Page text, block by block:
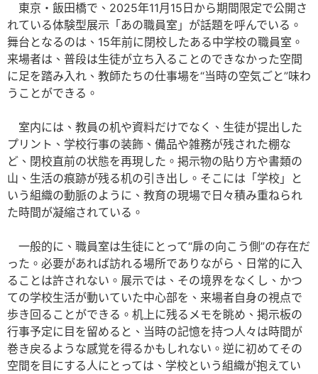
東京・飯田橋で、2025年11月15日から期間限定で公開さ
れている体験型展示「あの職員室」が話題を呼んでいる。
舞台となるのは、15年前に閉校したある中学校の職員室。
来場者は、普段は生徒が立ち入ることのできなかった空間
に足を踏み入れ、教師たちの仕事場を“当時の空気ごと”味わ
うことができる。
室内には、教員の机や資料だけでなく、生徒が提出した
プリント、学校行事の装飾、備品や雑務が残された棚な
ど、閉校直前の状態を再現した。掲示物の貼り方や書類の
山、生活の痕跡が残る机の引き出し。そこには「学校」と
いう組織の動脈のように、教育の現場で日々積み重ねられ
た時間が凝縮されている。
一般的に、職員室は生徒にとって“扉の向こう側”の存在だ
った。必要があれば訪れる場所でありながら、日常的に入
ることは許されない。展示では、その境界をなくし、かつ
ての学校生活が動いていた中心部を、来場者自身の視点で
歩き回ることができる。机上に残るメモを眺め、掲示板の
行事予定に目を留めると、当時の記憶を持つ人々は時間が
巻き戻るような感覚を得るかもしれない。逆に初めてその
空間を目にする人にとっては、学校という組織が抱えてい